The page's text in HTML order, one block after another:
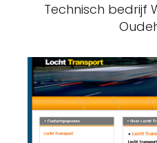
Technisch bedrijf